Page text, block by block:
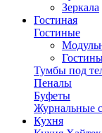
Зеркала
Гостиная
Гостиные
Тумбы под
Пеналы
Буфеты
Журнальные
Кухня